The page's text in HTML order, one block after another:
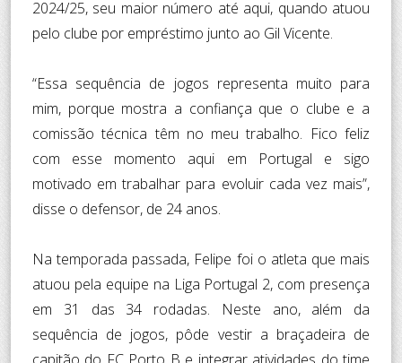
2024/25, seu maior número até aqui, quando atuou
pelo clube por empréstimo junto ao Gil Vicente.
“Essa sequência de jogos representa muito para
mim, porque mostra a confiança que o clube e a
comissão técnica têm no meu trabalho. Fico feliz
com esse momento aqui em Portugal e sigo
motivado em trabalhar para evoluir cada vez mais”,
disse o defensor, de 24 anos.
Na temporada passada, Felipe foi o atleta que mais
atuou pela equipe na Liga Portugal 2, com presença
em 31 das 34 rodadas. Neste ano, além da
sequência de jogos, pôde vestir a braçadeira de